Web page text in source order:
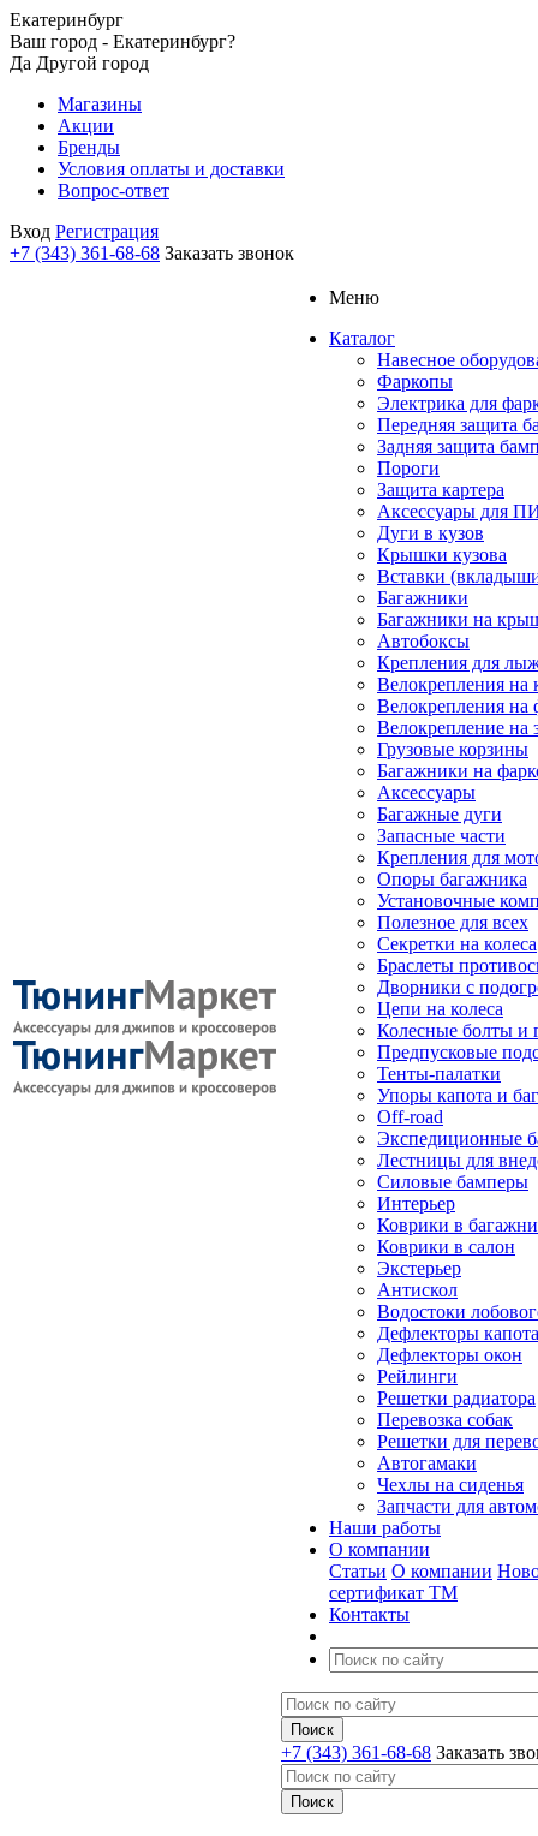
Екатеринбург
Ваш город - Екатеринбург?
Да Другой город
Магазины
Акции
Бренды
Условия оплаты и доставки
Вопрос-ответ
Вход Регистрация
+7 (343) 361-68-68 Заказать звонок
Меню
Каталог
Навесное
Фаркопы
Электрика для
Передняя защита
Задняя защита
Пороги
Защита картера
Аксессуары для
Дуги в кузов
Крышки кузова
Вставки
Багажники
Багажники на
Автобоксы
Крепления для
Велокрепления
Велокрепления на
Велокрепление на
Грузовые корзины
Багажники на
Аксессуары
Багажные дуги
Запасные части
Крепления для
Опоры багажника
Установочные
Полезное для всех
Секретки на колеса
Браслеты
Дворники с
Цепи на колеса
Колесные болты и
Предпусковые
Тенты-палатки
Упоры капота и
Off-road
Экспедиционные
Лестницы для
Силовые бамперы
Интерьер
Коврики в
Коврики в салон
Экстерьер
Антискол
Водостоки
Дефлекторы капота
Дефлекторы окон
Рейлинги
Решетки радиатора
Перевозка собак
Решетки для
Автогамаки
Чехлы на сиденья
Запчасти для
Наши работы
О компании
Статьи О компании
сертификат ТМ
Контакты
+7 (343) 361-68-68 Заказать